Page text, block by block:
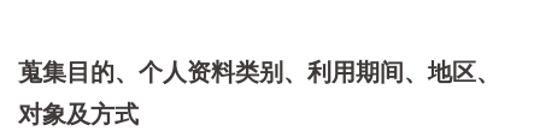
蒐集目的、个人资料类别、利用期间、地区、
对象及方式